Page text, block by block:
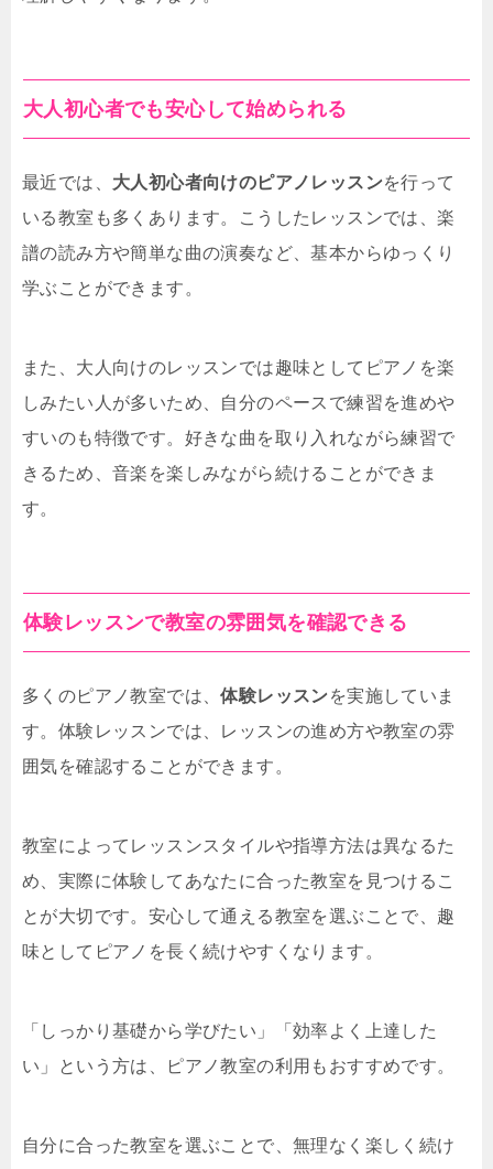
大人初心者でも安心して始められる
最近では、 大人初心者向けのピアノレッスンを行って
いる教室も多くあります。こうしたレッスンでは、楽
譜の読み方や簡単な曲の演奏など、基本からゆっくり
学ぶことができます。
また、大人向けのレッスンでは趣味としてピアノを楽
しみたい人が多いため、自分のペースで練習を進めや
すいのも特徴です。好きな曲を取り入れながら練習で
きるため、音楽を楽しみながら続けることができま
す。
体験レッスンで教室の雰囲気を確認できる
多くのピアノ教室では、体験レッスンを実施していま
す。体験レッスンでは、レッスンの進め方や教室の雰
囲気を確認することができます。
教室によってレッスンスタイルや指導方法は異なるた
め、実際に体験してあなたに合った教室を見つけるこ
とが大切です。安心して通える教室を選ぶことで、趣
味としてピアノを長く続けやすくなります。
「しっかり基礎から学びたい」「効率よく上達した
い」という方は、ピアノ教室の利用もおすすめです。
自分に合った教室を選ぶことで、無理なく楽しく続け